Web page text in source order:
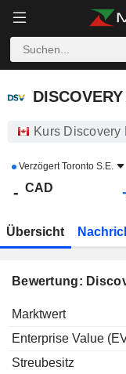
DISCOVERY
Kurs Discovery
VerzögertToronto S.E.
- CAD
Übersicht
Bewertung:
Marktwert
Enterprise Value
Streubesitz